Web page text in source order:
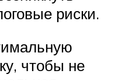
риски.
чтобы не